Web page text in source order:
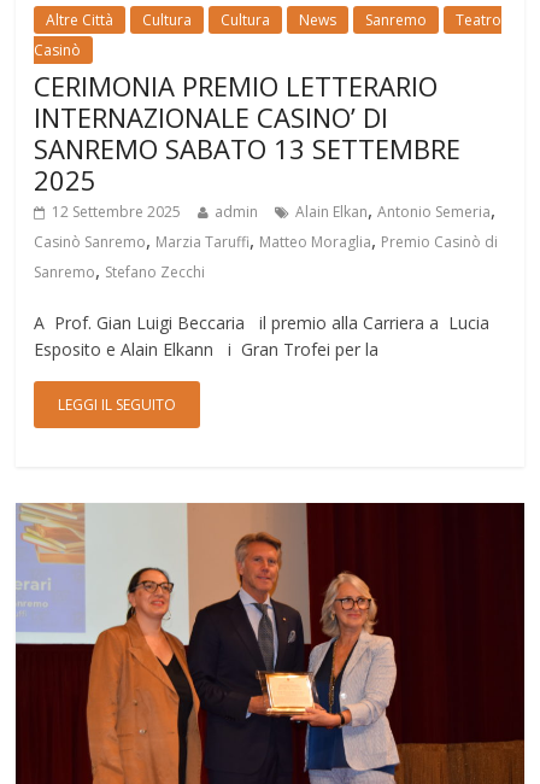
Altre Città Cultura Cultura News Sanremo
Teatro
Casinò
CERIMONIA PREMIO LETTERARIO
INTERNAZIONALE CASINO’ DI
SANREMO SABATO 13 SETTEMBRE
2025
12 Settembre 2025 admin Alain Elkan,Antonio Semeria,
Casinò Sanremo, Marzia Taruffi, Matteo Moraglia, Premio Casinò di
Sanremo, Stefano Zecchi
A Prof. Gian Luigi Beccaria il premio alla Carriera a Lucia
Esposito e Alain Elkann i Gran Trofei per la
LEGGI IL SEGUITO